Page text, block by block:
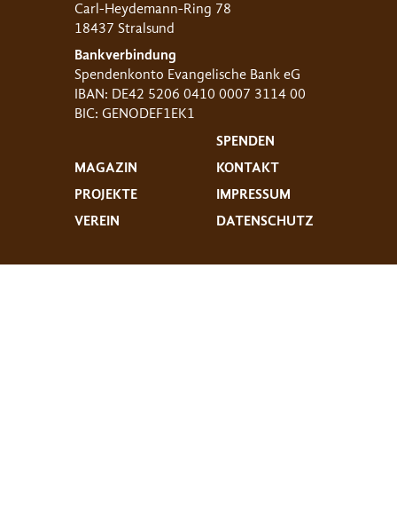
Carl-Heydemann-Ring 78
18437 Stralsund
Bankverbindung
Spendenkonto Evangelische Bank eG
IBAN: DE42 5206 0410 0007 3114 00
BIC: GENODEF1EK1
MAGAZIN
PROJEKTE
VEREIN
SPENDEN
KONTAKT
IMPRESSUM
DATENSCHUTZ